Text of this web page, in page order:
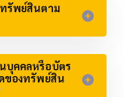
รัพย์สินตาม
บุคคลหรือบัตร
ของทรัพย์สิน